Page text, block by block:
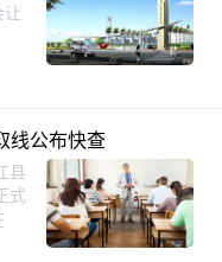
线公布快查
县
式